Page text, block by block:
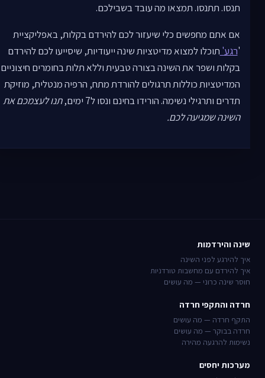
תנסו. תתנסו. תמצאו מה עובד בשבילכם.
אם אתם מחפשים כלי שיעזור לכם להירדם בקלות, באפליקציית
'רגע' תוכלו למצוא מדיטציות שינה ייעודיות, שיסייעו לכם להירדם
בקלות ושפר את השינה בצורה טבעית וללא תלות בחומרים
המדיטציות כוללות תרגולים להורדת מתח, הרפיה מנטלית, מוזיקת
תדרים ותרגילי נשימה. הורידו בחינם ונסו ל7 ימים,
תנו לעצמכם את
השינה שמגיעה לכם.
שינה והירדמות
איך להירגע לפני השינה
איך להירדם עם מחשבות טורדניות
חוסר שינה כרוני — מה עושים
חרדה והתקפי חרדה
התקף חרדה — מה עושים
חרדה בבוקר — מה עושים
נשימות להרגעה מהירה
מערכות יחסים